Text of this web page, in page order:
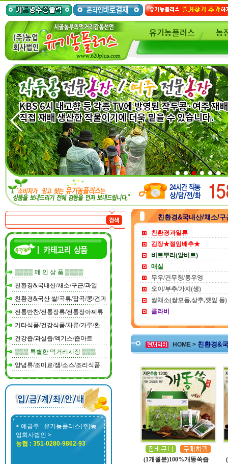
유기농플러스 농
▒▒▒▒ 메 인 상 품 ▒▒▒▒
친환경&국내산/채소/구근/과일
친환경&국산 쌀/곡류/잡곡/콩/견과
전통반찬/전통장류/전통장아찌류
기타식품/건강식품/차류/가루/환
건강즙/과실즙/엑기스/즙마트
▒▒▒ 특별한 먹거리시장 ▒▒▒
양념류/조미료/잼/소스/조리식품
< 예금주 : 유기농플러스(주)농
업회사법인 >
농협 : 351-0280-9862-93
친환경&국내산/채소/
친환경과일류
김장★절임배추★
비트뿌리(알비트)
매실
무우/건무청/통우엉
오이/부추/가지(생)
쌈채소(쌈모듬,상추,깻잎 등)
콜라비
HOME > 친환경&
(1개월분)100%개똥쑥즙